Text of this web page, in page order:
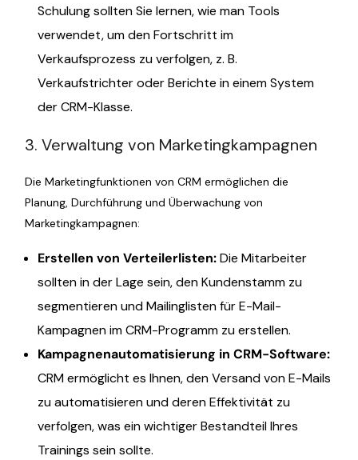
Schulung sollten Sie lernen, wie man Tools
verwendet, um den Fortschritt im
Verkaufsprozess zu verfolgen, z. B.
Verkaufstrichter oder Berichte in einem System
der CRM-Klasse.
3. Verwaltung von Marketingkampagnen
Die Marketingfunktionen von CRM ermöglichen die
Planung, Durchführung und Überwachung von
Marketingkampagnen:
Erstellen von Verteilerlisten:Die Mitarbeiter
sollten in der Lage sein, den Kundenstamm zu
segmentieren und Mailinglisten für E-Mail-
Kampagnen im CRM-Programm zu erstellen.
Kampagnenautomatisierung in CRM-Software:
CRM ermöglicht es Ihnen, den Versand von E-Mails
zu automatisieren und deren Effektivität zu
verfolgen, was ein wichtiger Bestandteil Ihres
Trainings sein sollte.